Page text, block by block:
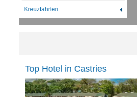
Kreuzfahrten
Top Hotel in Castries